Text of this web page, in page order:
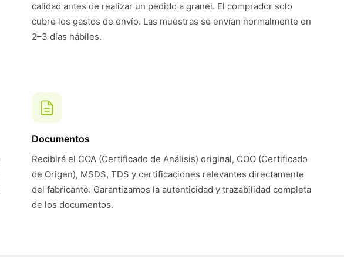
calidad antes de realizar un pedido a granel. El comprador solo
cubre los gastos de envío. Las muestras se envían normalmente en
2–3 días hábiles.
Documentos
Recibirá el COA (Certificado de Análisis) original, COO (Certificado
de Origen), MSDS, TDS y certificaciones relevantes directamente
del fabricante. Garantizamos la autenticidad y trazabilidad completa
de los documentos.